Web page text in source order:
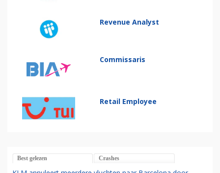
Revenue Analyst
Commissaris
Retail Employee
Best gelezen Crashes